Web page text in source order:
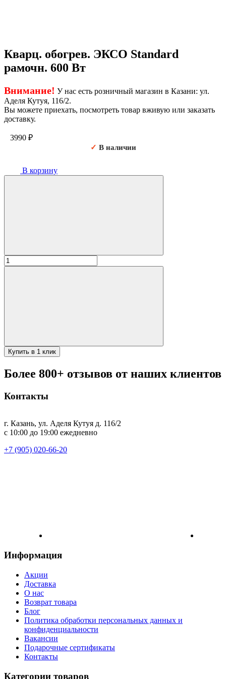
Кварц. обогрев. ЭКСО Standard
рамочн. 600 Вт
Внимание! У нас есть розничный магазин в Казани: ул.
Аделя Кутуя, 116/2.
Вы можете приехать, посмотреть товар вживую или заказать
доставку.
3990 ₽
✓ В наличии
В корзину
Количество
товара
Купить в 1 клик
Более 800+ отзывов от наших клиентов
Контакты
г. Казань, ул. Аделя Кутуя д. 116/2
с 10:00 до 19:00 ежедневно
+7 (905) 020-66-20
Информация
Акции
Доставка
О нас
Возврат товара
Блог
Политика обработки персональных данных и
конфиденциальности
Вакансии
Подарочные сертификаты
Контакты
Категории товаров